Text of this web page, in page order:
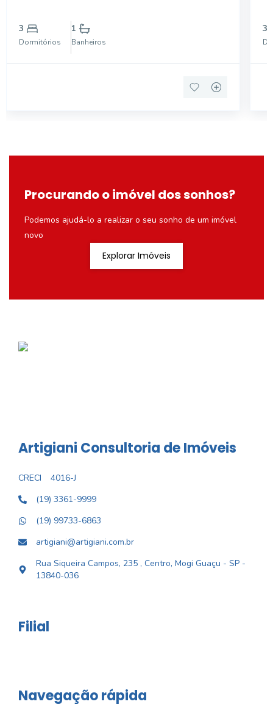
integrada à cozinha é perfeita para momentos em
familia e conta com um moderno painel para tv, ideal
3
Dormitórios
1
Banheiros
3
Procurando o imóvel dos sonhos?
Podemos ajudá-lo a realizar o seu sonho de um imóvel
novo
Explorar Imóveis
Artigiani Consultoria de Imóveis
CRECI
4016-J
(19) 3361-9999
(19) 99733-6863
artigiani@artigiani.com.br
Rua Siqueira Campos, 235 , Centro, Mogi Guaçu - SP -
13840-036
Filial
Navegação rápida